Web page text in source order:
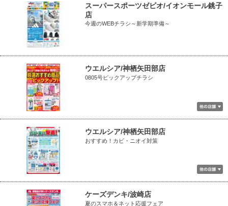
スーパースポーツゼビオ/イオンモール銚子
店
今週のWEBチラシ～新学期準備～
ウエルシア/神栖矢田部店
0805号ピックアップチラシ
ウエルシア/神栖矢田部店
おすすめ！カビ・ニオイ対策
ケーズデンキ/波崎店
夏のスマホ＆ネット応援フェア